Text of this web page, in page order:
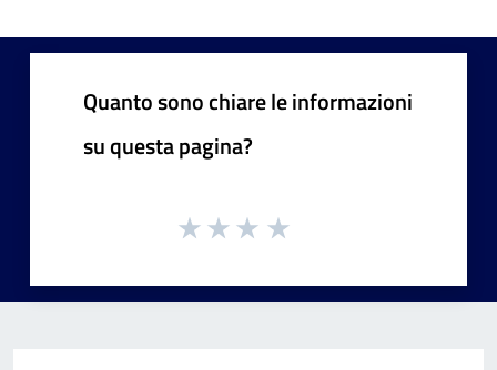
Quanto sono chiare le informazioni
su questa pagina?